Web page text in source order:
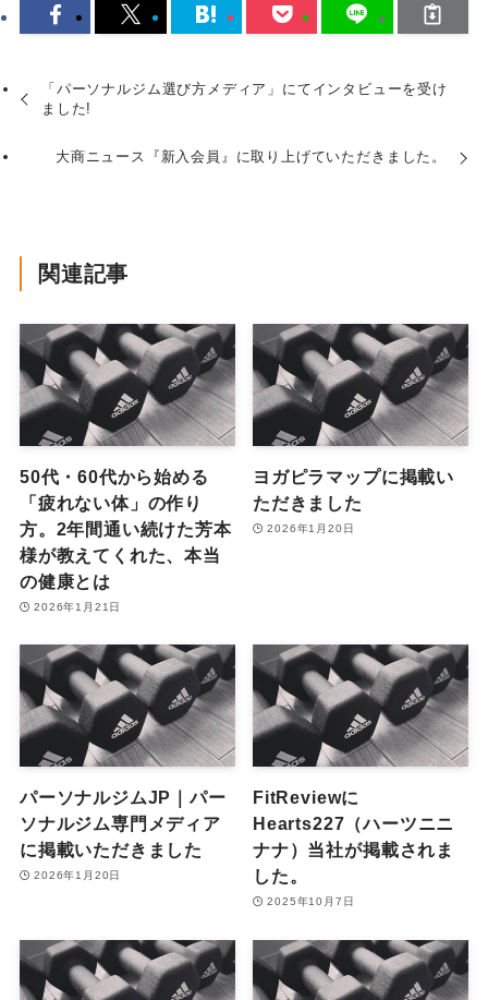
「パーソナルジム選び方メディア」にてインタビューを受け
ました!
大商ニュース『新入会員』に取り上げていただきました。
関連記事
50代・60代から始める
「疲れない体」の作り
方。2年間通い続けた芳本
様が教えてくれた、本当
の健康とは
2026年1月21日
ヨガピラマップに掲載い
ただきました
2026年1月20日
パーソナルジムJP｜パー
ソナルジム専門メディア
に掲載いただきました
2026年1月20日
FitReviewに
Hearts227（ハーツニニ
ナナ）当社が掲載されま
した。
2025年10月7日